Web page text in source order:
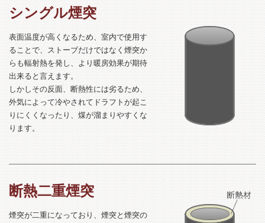
シングル煙突
表面温度が高くなるため、室内で使用す
ることで、ストーブだけではなく煙突か
らも輻射熱を発し、より暖房効果が期待
出来ると言えます。
しかしその反面、断熱性には劣るため、
外気によって冷やされてドラフトが起こ
りにくくなったり、煤が溜まりやすくな
ります。
断熱二重煙突
煙突が二重になっており、煙突と煙突の